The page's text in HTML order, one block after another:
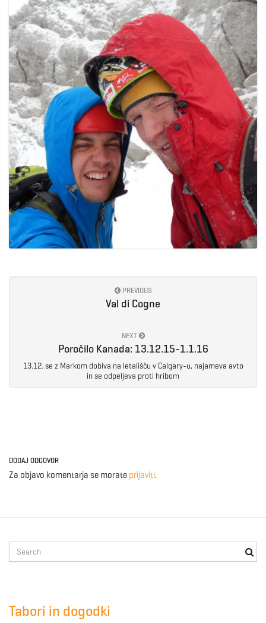
PREVIOUS
Val di Cogne
NEXT
Poročilo Kanada: 13.12.15-1.1.16
13.12. se z Markom dobiva na letališču v Calgary-u, najameva avto
in se odpeljeva proti hribom
DODAJ ODGOVOR
Za objavo komentarja se morate prijaviti.
e
Tabori in dogodki